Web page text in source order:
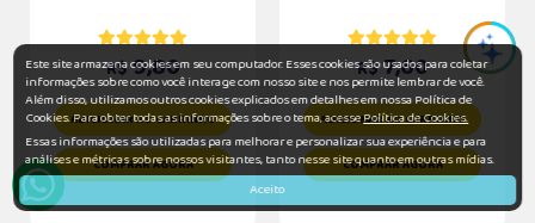
R$9,80
ADICIONAR AO CARRINHO
COMPRAR AGORA
R$7,60
ADICIONAR AO CARRINHO
COMPRAR AGORA
Este site armazena cookies em seu computador. Esses cookies são usados para coletar
informações sobre como você interage com nosso site e nos permite lembrar de você.
Além disso, utilizamos outros cookies explicados em detalhes em nossa Política de
Cookies. Para obter todas as informações sobre o tema, acessePolítica de Cookies.
Essas informações são utilizadas para melhorar e personalizar sua experiência e para
análises e métricas sobre nossos visitantes, tanto nesse site quanto em outras mídias.
Aceito